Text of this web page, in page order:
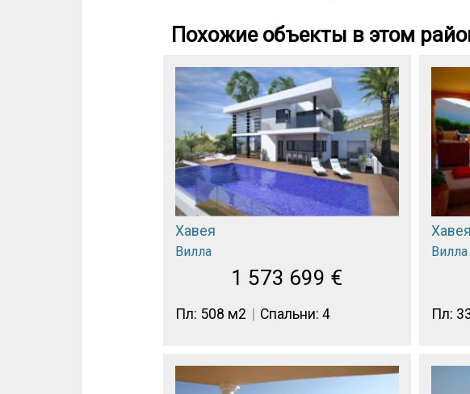
Похожие объекты в этом
Хавея
Вилла
1 573 699 €
Пл: 508 м2 Спальни: 4
Хавея
Вилла
Пл: